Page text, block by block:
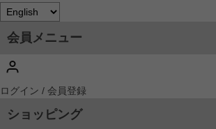
会員メニュー
ログイン / 会員登録
ショッピング